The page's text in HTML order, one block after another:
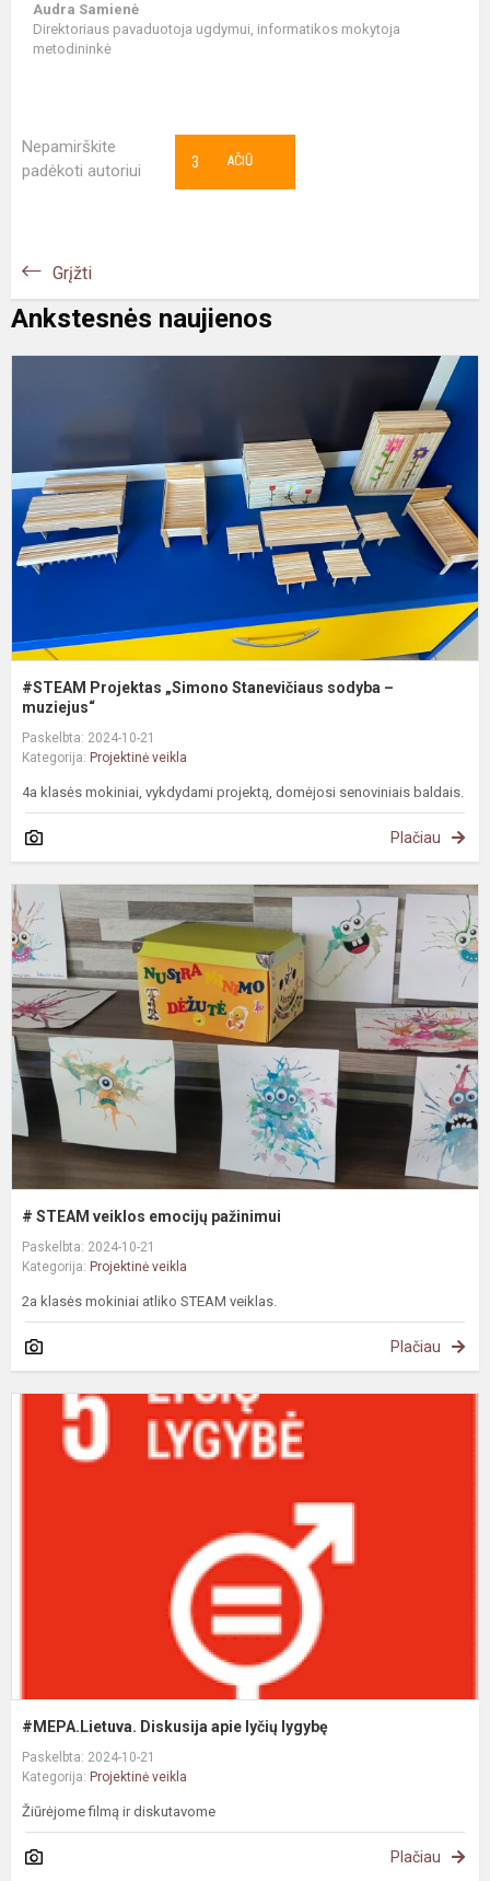
Audra Samienė
Direktoriaus pavaduotoja ugdymui, informatikos mokytoja
metodininkė
Nepamirškite
padėkoti autoriui
AČIŪ
3
Grįžti
Ankstesnės naujienos
#STEAM Projektas „Simono Stanevičiaus sodyba –
muziejus“
Paskelbta: 2024-10-21
Kategorija: Projektinė veikla
4a klasės mokiniai, vykdydami projektą, domėjosi senoviniais baldais.
Plačiau
# STEAM veiklos emocijų pažinimui
Paskelbta: 2024-10-21
Kategorija: Projektinė veikla
2a klasės mokiniai atliko STEAM veiklas.
Plačiau
#MEPA.Lietuva. Diskusija apie lyčių lygybę
Paskelbta: 2024-10-21
Kategorija: Projektinė veikla
Žiūrėjome filmą ir diskutavome
Plačiau